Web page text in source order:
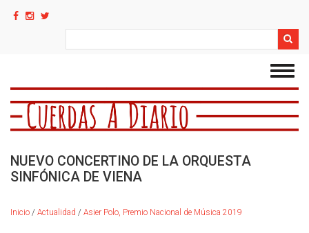
NUEVO CONCERTINO DE LA ORQUESTA
SINFÓNICA DE VIENA
Inicio / Actualidad / Asier Polo, Premio Nacional de Música 2019